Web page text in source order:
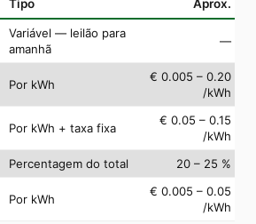
Tipo Aprox.
Variável — leilão para
amanhã
—
Por kWh
€ 0.005 – 0.20
/kWh
Por kWh + taxa fixa
€ 0.05 – 0.15
/kWh
Percentagem do total
20 – 25 %
Por kWh
€ 0.005 – 0.05
/kWh